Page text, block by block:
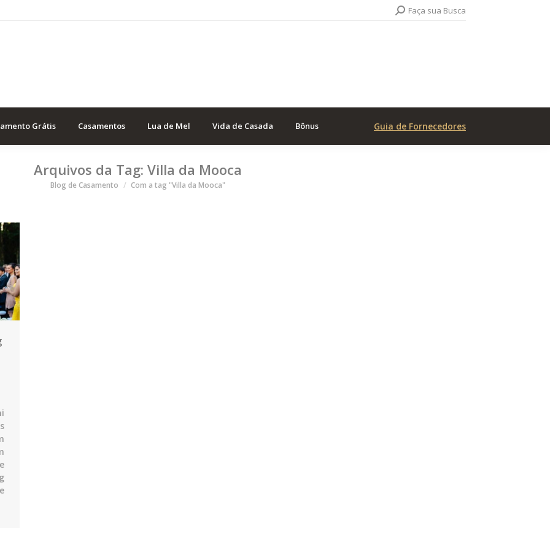
Search:Faça sua Busca
Grátis Casamentos Lua de Mel Vida de Casada Bônus Guia de Fornecedores
Arquivos da Tag: Villa da Mooca
Você está aqui
Blog de Casamento Com a tag "Villa da Mooca"